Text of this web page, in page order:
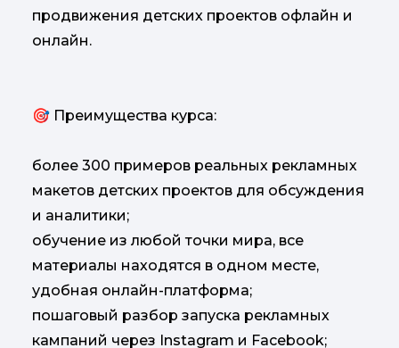
продвижения детских проектов офлайн и
онлайн.
🎯 Преимущества курса:
более 300 примеров реальных рекламных
макетов детских проектов для обсуждения
и аналитики;
обучение из любой точки мира, все
материалы находятся в одном месте,
удобная онлайн-платформа;
пошаговый разбор запуска рекламных
кампаний через Instagram и Facebook;